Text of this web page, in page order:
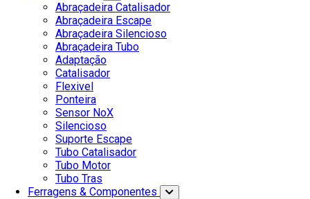
Abraçadeira Catalisador
Abraçadeira Escape
Abraçadeira Silencioso
Abraçadeira Tubo
Adaptação
Catalisador
Flexivel
Ponteira
Sensor NoX
Silencioso
Suporte Escape
Tubo Catalisador
Tubo Motor
Tubo Tras
Ferragens & Componentes